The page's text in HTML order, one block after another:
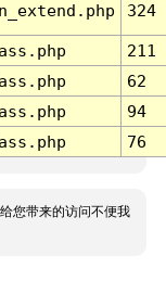
324
211
62
94
76
您带来的访问不便我